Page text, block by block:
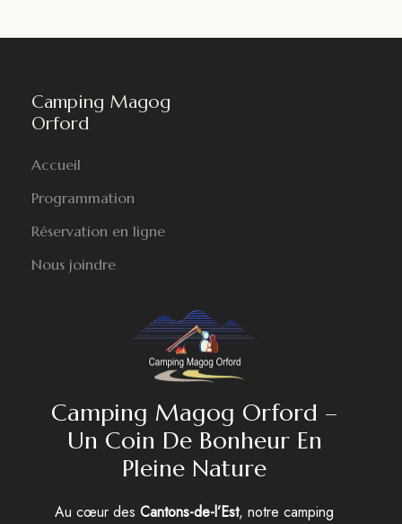
Camping Magog
Orford
Accueil
Programmation
Réservation en ligne
Nous joindre
Camping Magog Orford –
Un Coin De Bonheur En
Pleine Nature
Au cœur des Cantons-de-l’Est, notre camping